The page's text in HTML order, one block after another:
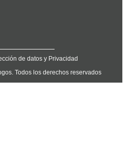
de datos y Privacidad
Todos los derechos reservados